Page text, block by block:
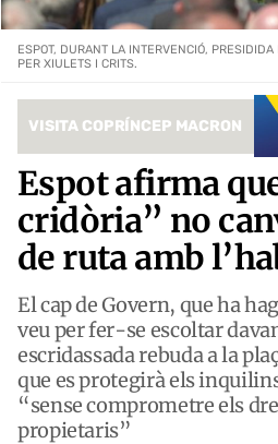
VISITA COPRÍNCEP MACRON
Espot afirma
cridòria” no
de ruta amb
El cap de Govern, que ha
veu per fer-se escoltar
escridassada rebuda a la
que es protegirà els
“sense comprometre els
propietaris”
ESPOT, DURANT LA INTERVENCIÓ, PRESIDIDA
PER XIULETS I CRITS.